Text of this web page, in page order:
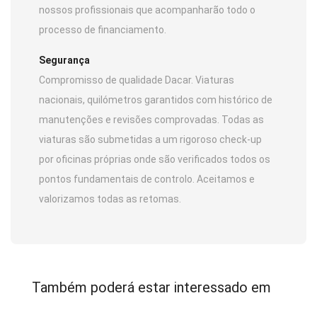
nossos profissionais que acompanharão todo o
processo de financiamento.
Segurança
Compromisso de qualidade Dacar. Viaturas
nacionais, quilómetros garantidos com histórico de
manutenções e revisões comprovadas. Todas as
viaturas são submetidas a um rigoroso check-up
por oficinas próprias onde são verificados todos os
pontos fundamentais de controlo. Aceitamos e
valorizamos todas as retomas.
Também poderá estar interessado em